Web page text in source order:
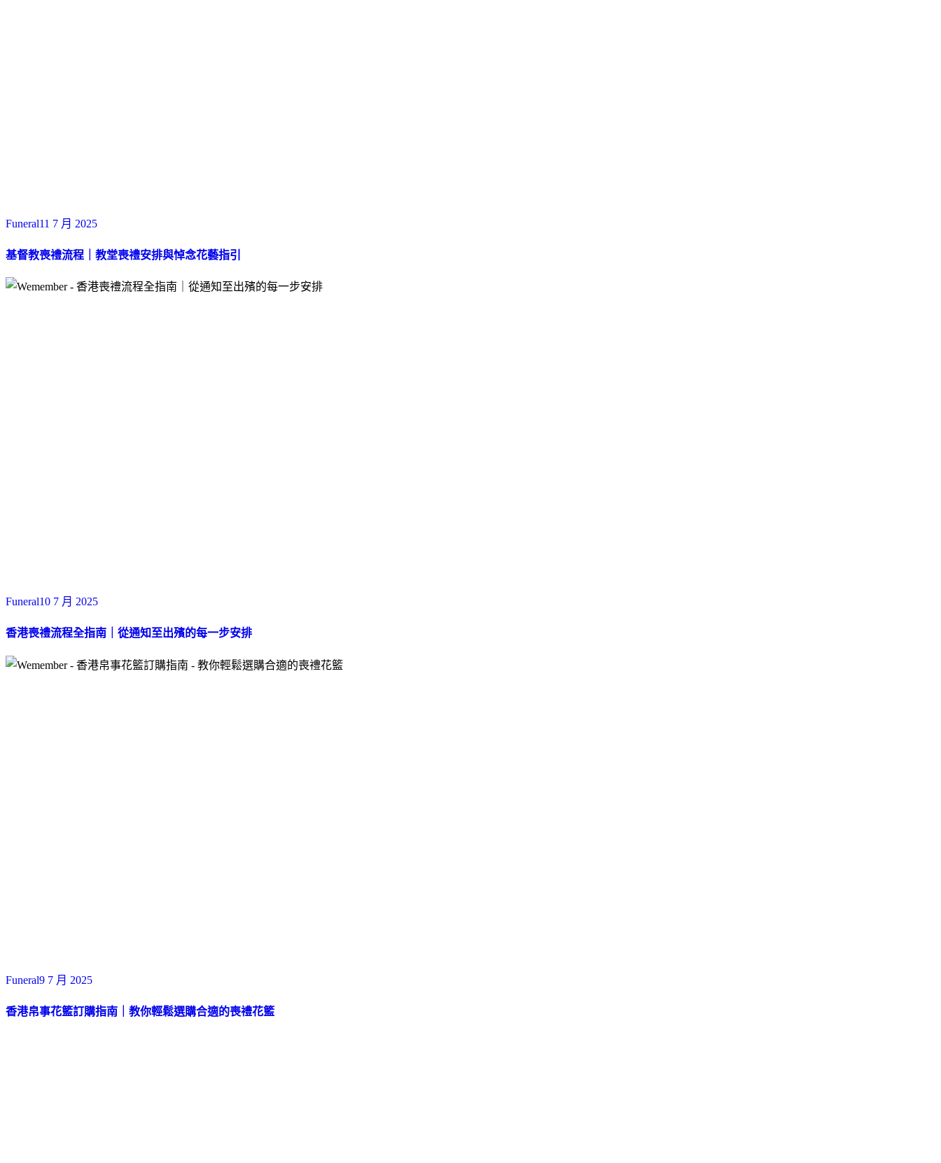
Funeral11 7 月 2025
基督教喪禮流程｜教堂喪禮安排與悼念花藝指引
Funeral10 7 月 2025
香港喪禮流程全指南｜從通知至出殯的每一步安排
Funeral9 7 月 2025
香港帛事花籃訂購指南｜教你輕鬆選購合適的喪禮花籃